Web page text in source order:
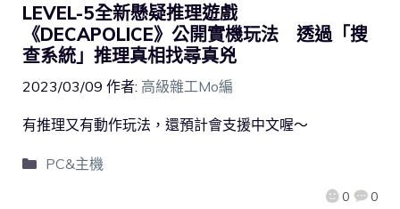
LEVEL-5全新懸疑推理遊戲
《DECAPOLICE》公開實機玩法 透過「搜
查系統」推理真相找尋真兇
2023/03/09 作者: 高級雜工Mo編
0 0
有推理又有動作玩法，還預計會支援中文喔～
PC&主機